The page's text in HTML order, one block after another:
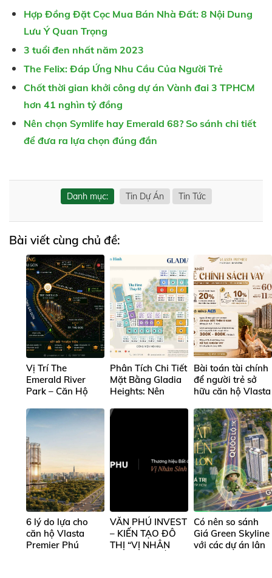
Hợp Đồng Đặt Cọc Mua Bán Nhà Đất: 8 Nội Dung
Lưu Ý Quan Trọng
3 tuổi đen nhất năm 2023
The Felix: Đáp Ứng Nhu Cầu Của Người Trẻ
Chốt thời gian khởi công dự án Vành đai 3 TPHCM
hơn 41 nghìn tỷ đồng
Nên chọn Symlife hay Emerald 68? So sánh chi tiết
để đưa ra lựa chọn đúng đắn
Danh mục: Tin Dự Án Tin Tức
Bài viết cùng chủ đề:
Vị Trí The
Emerald River
Park – Căn Hộ
Tại Lái Thiêu
Phân Tích Chi Tiết
Mặt Bằng Gladia
Heights: Nên
Đẹp Nhất Để Ở
Bài toán tài chính
để người trẻ sở
hữu căn hộ Vlasta
Thuận
6 lý do lựa cho
căn hộ Vlasta
Premier Phú
VĂN PHÚ INVEST
– KIẾN TẠO ĐÔ
THỊ “VỊ NHÂN
Có nên so sánh
Giá Green Skyline
với các dự án lân